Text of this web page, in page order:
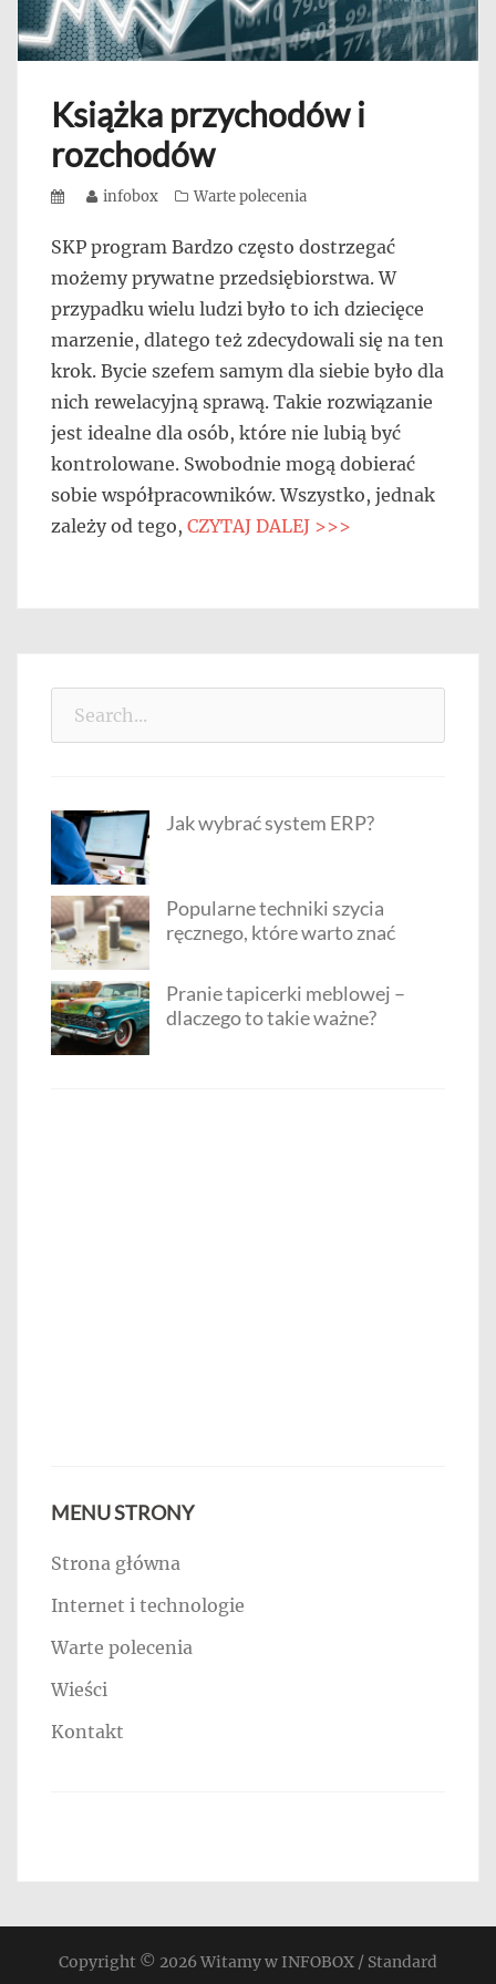
Książka przychodów i
rozchodów
PostedAuthor
infobox Categories
Warte polecenia
SKP program Bardzo często dostrzegać
możemy prywatne przedsiębiorstwa. W
przypadku wielu ludzi było to ich dziecięce
marzenie, dlatego też zdecydowali się na ten
krok. Bycie szefem samym dla siebie było dla
nich rewelacyjną sprawą. Takie rozwiązanie
jest idealne dla osób, które nie lubią być
kontrolowane. Swobodnie mogą dobierać
sobie współpracowników. Wszystko, jednak
zależy od tego, CZYTAJ DALEJ >>>
Jak wybrać system ERP?
Popularne techniki szycia
ręcznego, które warto znać
Pranie tapicerki meblowej –
dlaczego to takie ważne?
MENU STRONY
Strona główna
Internet i technologie
Warte polecenia
Wieści
Kontakt
Copyright © 2026Witamy w INFOBOX / Standard